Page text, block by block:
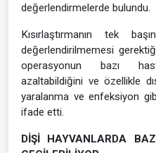
değerlendirmelerde bulundu.
Kısırlaştırmanın tek
değerlendirilmemesi
operasyonun bazı
azaltabildiğini ve özellikle
yaralanma ve enfeksiyon
ifade etti.
DİŞİ HAYVANLARDA